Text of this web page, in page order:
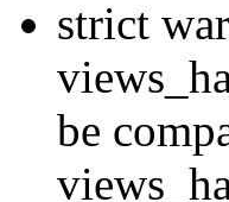
strict
be